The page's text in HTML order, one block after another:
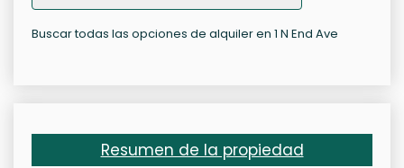
Buscar todas las opciones de alquiler en 1 N End Ave
Resumen de la propiedad